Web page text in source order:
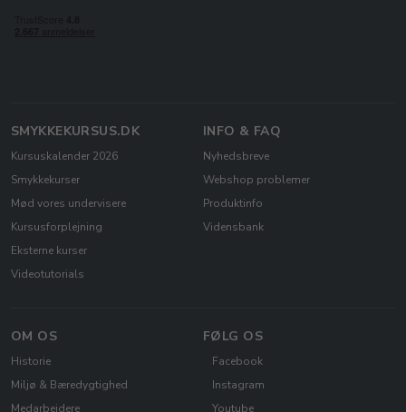
SMYKKEKURSUS.DK
Kursuskalender 2026
Smykkekurser
Mød vores undervisere
Kursusforplejning
Eksterne kurser
Videotutorials
INFO & FAQ
Nyhedsbreve
Webshop problemer
Produktinfo
Vidensbank
OM OS
Historie
Miljø & Bæredygtighed
Medarbejdere
FØLG OS
Facebook
Instagram
Youtube